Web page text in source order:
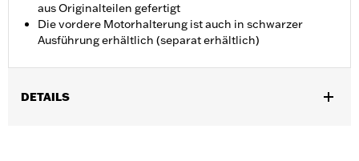
aus Originalteilen gefertigt
Die vordere Motorhalterung ist auch in schwarzer
Ausführung erhältlich (separat erhältlich)
DETAILS